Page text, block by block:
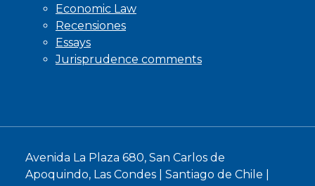
Economic Law
Recensiones
Essays
Jurisprudence comments
Avenida La Plaza 680, San Carlos de
Apoquindo, Las Condes | Santiago de Chile |